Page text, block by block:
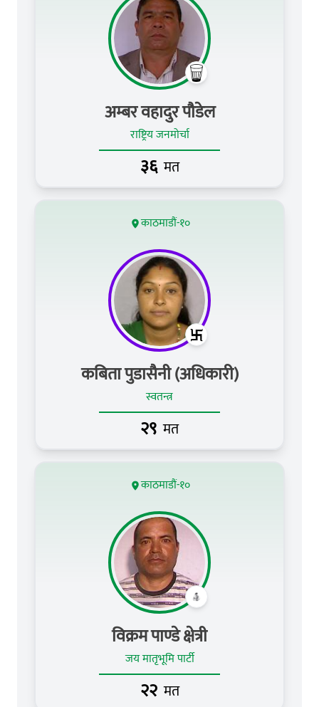
अम्बर वहादुर पौडेल
राष्ट्रिय जनमोर्चा
३६ मत
काठमाडौं-१०
कबिता पुडासैनी (अधिकारी)
स्वतन्त्र
२९ मत
काठमाडौं-१०
विक्रम पाण्डे क्षेत्री
जय मातृभूमि पार्टी
२२ मत